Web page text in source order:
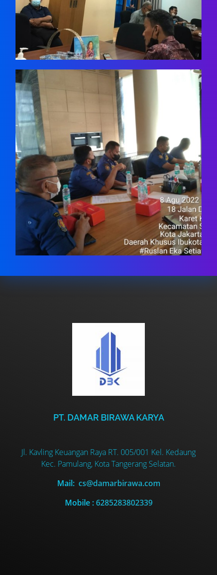
PT. DAMAR BIRAWA KARYA
Jl. Kavling Keuangan Raya RT. 005/001 Kel. Kedaung
Kec. Pamulang, Kota Tangerang Selatan.
Mail: cs@damarbirawa.com
Mobile :6285283802339